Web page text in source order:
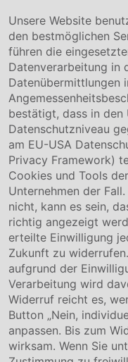
Über uns
Compliance
Karriere
Service &
Kontakt
Downloads
Zertifikate
Impressum
AGB
Cookie
Unsere Website
den bestmöglichen
führen die
Datenverarbeitung in
Datenübermittlungen
bestätigt, dass in den
Datenschutzniveau
am EU-USA
Privacy Framework)
Cookies und Tools
Unternehmen der
nicht, kann es sein,
richtig angezeigt
erteilte Einwilligung
Zukunft zu
aufgrund der
Verarbeitung wird
Widerruf reicht es,
Button „Nein,
anpassen. Bis zum
wirksam. Wenn Sie